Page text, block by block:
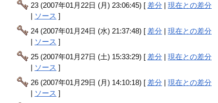
23 (2007年01月22日 (月) 23:06:45) [ 差分 |現在との差分
| ソース ]
24 (2007年01月24日 (水) 21:37:48) [ 差分 |現在との差分
| ソース ]
25 (2007年01月27日 (土) 15:33:29) [ 差分 |現在との差分
| ソース ]
26 (2007年01月29日 (月) 14:10:18) [ 差分 |現在との差分
| ソース ]